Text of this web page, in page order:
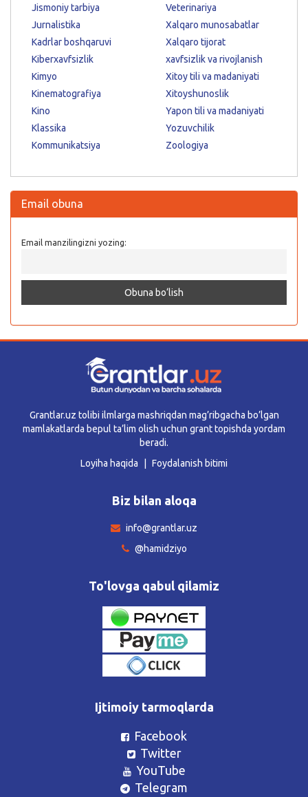
Jismoniy tarbiya
Jurnalistika
Kadrlar boshqaruvi
Kiberxavfsizlik
Kimyo
Kinematografiya
Kino
Klassika
Kommunikatsiya
Veterinariya
Xalqaro munosabatlar
Xalqaro tijorat
xavfsizlik va rivojlanish
Xitoy tili va madaniyati
Xitoyshunoslik
Yapon tili va madaniyati
Yozuvchilik
Zoologiya
Email obuna
Email manzilingizni yozing:
Grantlar.uz tolibi ilmlarga mashriqdan mag’ribgacha bo’lgan
mamlakatlarda bepul ta’lim olish uchun grant topishda yordam
beradi.
Loyiha haqida
Foydalanish bitimi
Biz bilan aloqa
info@grantlar.uz
@hamidziyo
To'lovga qabul qilamiz
Ijtimoiy tarmoqlarda
Facebook
Twitter
YouTube
Telegram